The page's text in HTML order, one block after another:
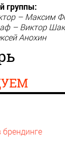
группы:
– Максим
– Виктор
Анохин